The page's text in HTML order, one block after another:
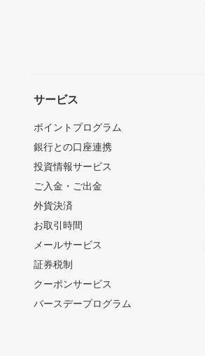
サービス
ポイントプログラム
銀行との口座連携
投資情報サービス
ご入金・ご出金
外貨決済
お取引時間
メールサービス
証券税制
クーポンサービス
バースデープログラム